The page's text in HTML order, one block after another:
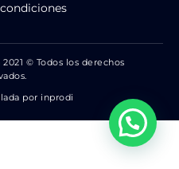
© Todos los derechos
por inprodi